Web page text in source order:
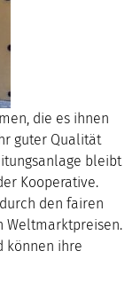
die es ihnen
guter Qualität
bleibt
Kooperative.
den fairen
Weltmarktpreisen.
können ihre